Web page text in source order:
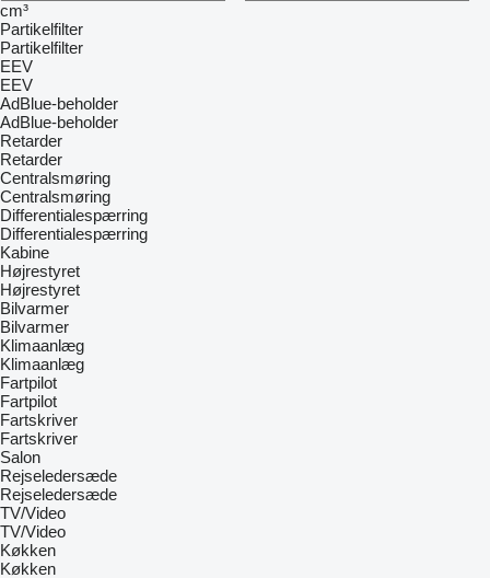
cm³
Partikelfilter
Partikelfilter
EEV
EEV
AdBlue-beholder
AdBlue-beholder
Retarder
Retarder
Centralsmøring
Centralsmøring
Differentialespærring
Differentialespærring
Kabine
Højrestyret
Højrestyret
Bilvarmer
Bilvarmer
Klimaanlæg
Klimaanlæg
Fartpilot
Fartpilot
Fartskriver
Fartskriver
Salon
Rejseledersæde
Rejseledersæde
TV/Video
TV/Video
Køkken
Køkken